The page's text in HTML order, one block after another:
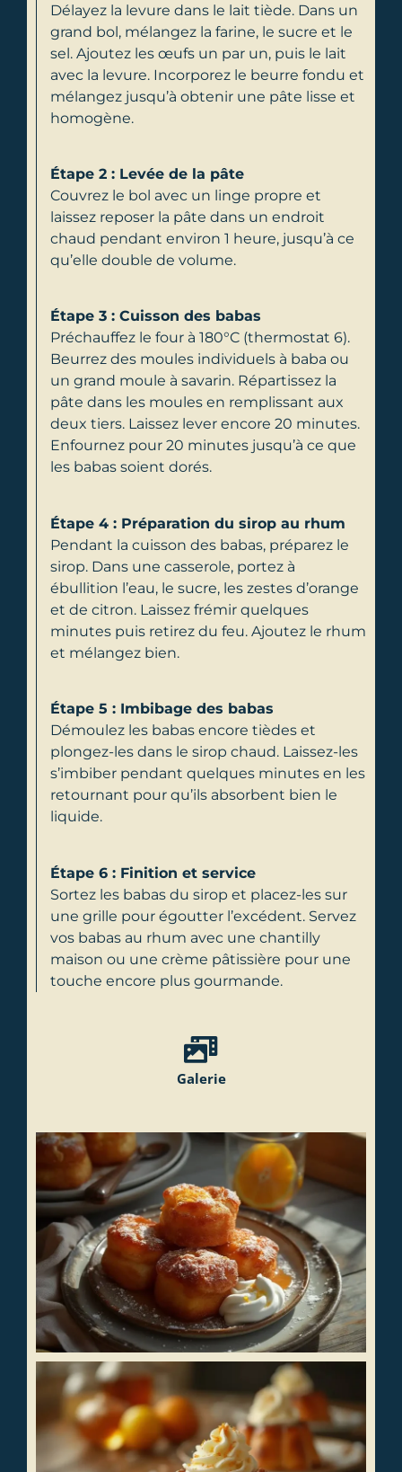
Délayez la levure dans le lait tiède. Dans un
grand bol, mélangez la farine, le sucre et le
sel. Ajoutez les œufs un par un, puis le lait
avec la levure. Incorporez le beurre fondu et
mélangez jusqu’à obtenir une pâte lisse et
homogène.
Étape 2 : Levée de la pâte
Couvrez le bol avec un linge propre et
laissez reposer la pâte dans un endroit
chaud pendant environ 1 heure, jusqu’à ce
qu’elle double de volume.
Étape 3 : Cuisson des babas
Préchauffez le four à 180°C (thermostat 6).
Beurrez des moules individuels à baba ou
un grand moule à savarin. Répartissez la
pâte dans les moules en remplissant aux
deux tiers. Laissez lever encore 20 minutes.
Enfournez pour 20 minutes jusqu’à ce que
les babas soient dorés.
Étape 4 : Préparation du sirop au rhum
Pendant la cuisson des babas, préparez le
sirop. Dans une casserole, portez à
ébullition l’eau, le sucre, les zestes d’orange
et de citron. Laissez frémir quelques
minutes puis retirez du feu. Ajoutez le rhum
et mélangez bien.
Étape 5 : Imbibage des babas
Démoulez les babas encore tièdes et
plongez-les dans le sirop chaud. Laissez-les
s’imbiber pendant quelques minutes en les
retournant pour qu’ils absorbent bien le
liquide.
Étape 6 : Finition et service
Sortez les babas du sirop et placez-les sur
une grille pour égoutter l’excédent. Servez
vos babas au rhum avec une chantilly
maison ou une crème pâtissière pour une
touche encore plus gourmande.
Galerie